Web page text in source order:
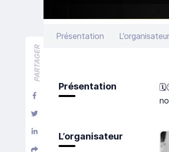
PARTAGER
Présentation L’organisateur
Présentation
L’organisateur